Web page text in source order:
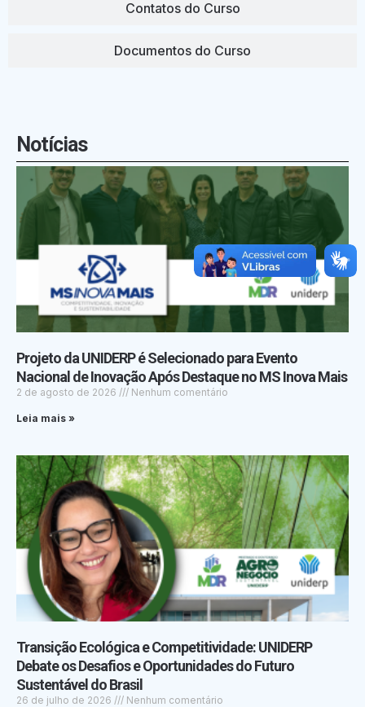
Contatos do Curso
Documentos do Curso
Notícias
Projeto da UNIDERP é Selecionado para Evento
Nacional de Inovação Após Destaque no MS Inova Mais
2 de agosto de 2026 Nenhum comentário
Leia mais »
Transição Ecológica e Competitividade: UNIDERP
Debate os Desafios e Oportunidades do Futuro
Sustentável do Brasil
26 de julho de 2026 Nenhum comentário